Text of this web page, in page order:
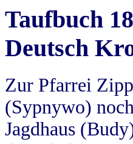
Taufbuch
Deutsch
Zur Pfarrei
(Sypnywo)
Jagdhaus